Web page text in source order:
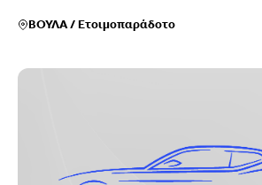
ΒΟΥΛΑ/Ετοιμοπαράδοτο